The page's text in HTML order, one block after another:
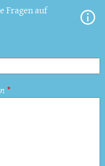
Fragen auf